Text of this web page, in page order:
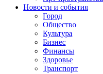
Новости и события
Город
Общество
Культура
Бизнес
Финансы
Здоровье
Транспорт